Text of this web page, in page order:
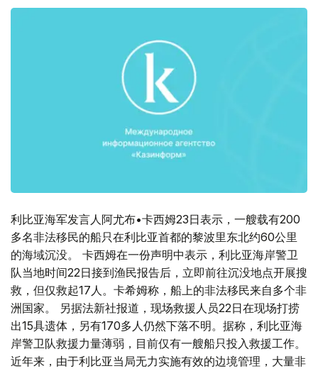
利比亚海军发言人阿尤布•卡西姆23日表示，一艘载有200
多名非法移民的船只在利比亚首都的黎波里东北约60公里
的海域沉没。 卡西姆在一份声明中表示，利比亚海岸警卫
队当地时间22日接到渔民报告后，立即前往沉没地点开展搜
救，但仅救起17人。卡希姆称，船上的非法移民来自多个非
洲国家。 另据法新社报道，现场救援人员22日在现场打捞
出15具遗体，另有170多人仍然下落不明。据称，利比亚海
岸警卫队救援力量薄弱，目前仅有一艘船只投入救援工作。
近年来，由于利比亚当局无力实施有效的边境管理，大量非